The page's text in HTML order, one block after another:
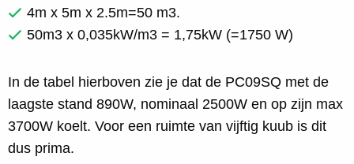
4m x 5m x 2.5m=50 m3.
50m3 x 0,035kW/m3 = 1,75kW (=1750 W)
In de tabel hierboven zie je dat de PC09SQ met de
laagste stand 890W, nominaal 2500W en op zijn max
3700W koelt. Voor een ruimte van vijftig kuub is dit
dus prima.